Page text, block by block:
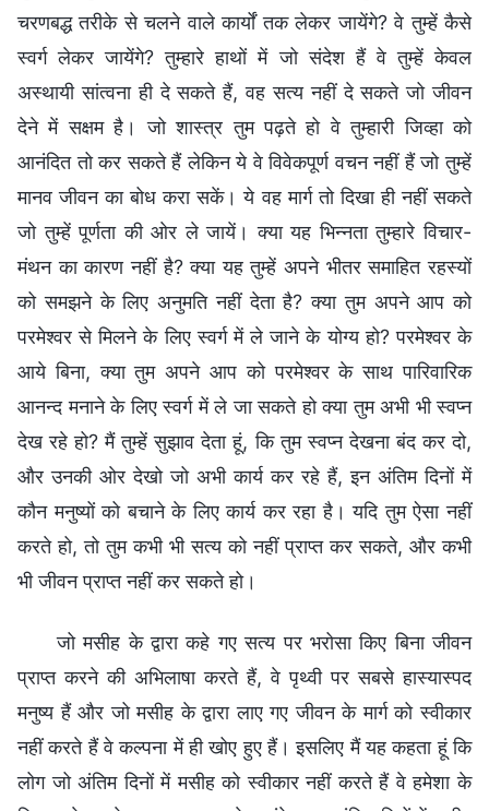
चरणबद्ध तरीके से चलने वाले कार्यों तक लेकर जायेंगे? वे तुम्हें कैसे
स्वर्ग लेकर जायेंगे? तुम्हारे हाथों में जो संदेश हैं वे तुम्हें केवल
अस्थायी सांत्वना ही दे सकते हैं, वह सत्य नहीं दे सकते जो जीवन
देने में सक्षम है। जो शास्त्र तुम पढ़ते हो वे तुम्हारी जिव्हा को
आनंदित तो कर सकते हैं लेकिन ये वे विवेकपूर्ण वचन नहीं हैं जो तुम्हें
मानव जीवन का बोध करा सकें। ये वह मार्ग तो दिखा ही नहीं सकते
जो तुम्हें पूर्णता की ओर ले जायें। क्या यह भिन्नता तुम्हारे विचार-
मंथन का कारण नहीं है? क्या यह तुम्हें अपने भीतर समाहित रहस्यों
को समझने के लिए अनुमति नहीं देता है? क्या तुम अपने आप को
परमेश्वर से मिलने के लिए स्वर्ग में ले जाने के योग्य हो? परमेश्वर के
आये बिना, क्या तुम अपने आप को परमेश्वर के साथ पारिवारिक
आनन्द मनाने के लिए स्वर्ग में ले जा सकते हो क्या तुम अभी भी स्वप्न
देख रहे हो? मैं तुम्हें सुझाव देता हूं, कि तुम स्वप्न देखना बंद कर दो,
और उनकी ओर देखो जो अभी कार्य कर रहे हैं, इन अंतिम दिनों में
कौन मनुष्यों को बचाने के लिए कार्य कर रहा है। यदि तुम ऐसा नहीं
करते हो, तो तुम कभी भी सत्य को नहीं प्राप्त कर सकते, और कभी
भी जीवन प्राप्त नहीं कर सकते हो।
जो मसीह के द्वारा कहे गए सत्य पर भरोसा किए बिना जीवन
प्राप्त करने की अभिलाषा करते हैं, वे पृथ्वी पर सबसे हास्यास्पद
मनुष्य हैं और जो मसीह के द्वारा लाए गए जीवन के मार्ग को स्वीकार
नहीं करते हैं वे कल्पना में ही खोए हुए हैं। इसलिए मैं यह कहता हूं कि
लोग जो अंतिम दिनों में मसीह को स्वीकार नहीं करते हैं वे हमेशा के